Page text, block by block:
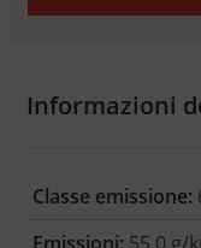
Informazioni
Classe emissione: